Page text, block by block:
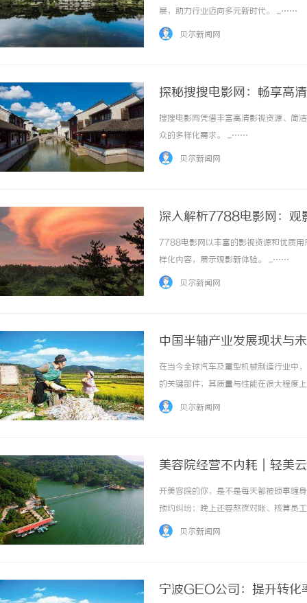
展，助力行业迈向多元新时代。 ...……
贝尔新闻网
探秘搜搜电影网：畅享高
搜搜电影网凭借丰富高清影视资源、简
众的多样化需求。 ...……
贝尔新闻网
深入解析7788电影网：观
7788电影网以丰富的影视资源和优质用
样化内容，展示观影新体验。 ...……
贝尔新闻网
中国半轴产业发展现状与
在当今全球汽车及重型机械制造行业中
的关键部件，其质量与性能在很大程度
是在新能源汽车领域的崛起，中国的半
贝尔新闻网
美容院经营不内耗｜轻美
开美容院的你，是不是每天都被琐事缠
预约纠纷；晚上还要熬夜对账、核算员
定、账目算不清、员工效率低、客户留
贝尔新闻网
宁波GEO公司：提升转化